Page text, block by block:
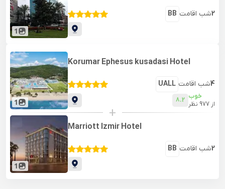
1
BB شب اقامت2
1
Korumar Ephesus kusadasi Hotel
UALL شب اقامت4
8.2 خوب
از 977 نظر
+
1
Marriott Izmir Hotel
BB شب اقامت2